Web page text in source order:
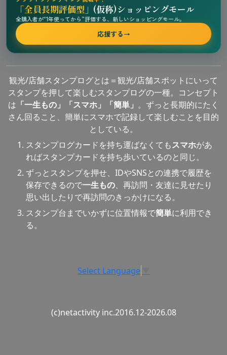
「全員長期評価型」 (仮称)ショッピングモール
全購入者が“1年使ってから”評価する、新しいショッピングモール。
応援する→
観光/店舗スタンプログとは＝観光/店舗スポットにいって
スタンプを押して楽しむスタンプログの一種。コンセプト
は 「一生もの」「スマホ」「簡単」 。ずっと長期的にたく
さん回ること、簡単にスマホで記録して楽しむことを目的
としている。
スタンプログカードを持ち運ばなくてもスマホがあ
ればスタンプカードを持ち歩いているのと同じ。
ずっとスタンプを押せ、IDやSNSとの連携で履歴を
保存できるので一生もの、再訪問・友達に見せたり
思い出したりで再訪問のきっかけになる。
スタンプ台までいかずに位置情報で簡単に利用でき
る。
Select Language
(c)netactivity inc.2016.12-2026.08